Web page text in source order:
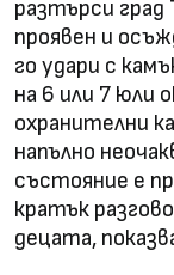
разтърси град
проявен и
го удари с
на 6 или 7 юли
охранителни
напълно
състояние е
кратък
децата,